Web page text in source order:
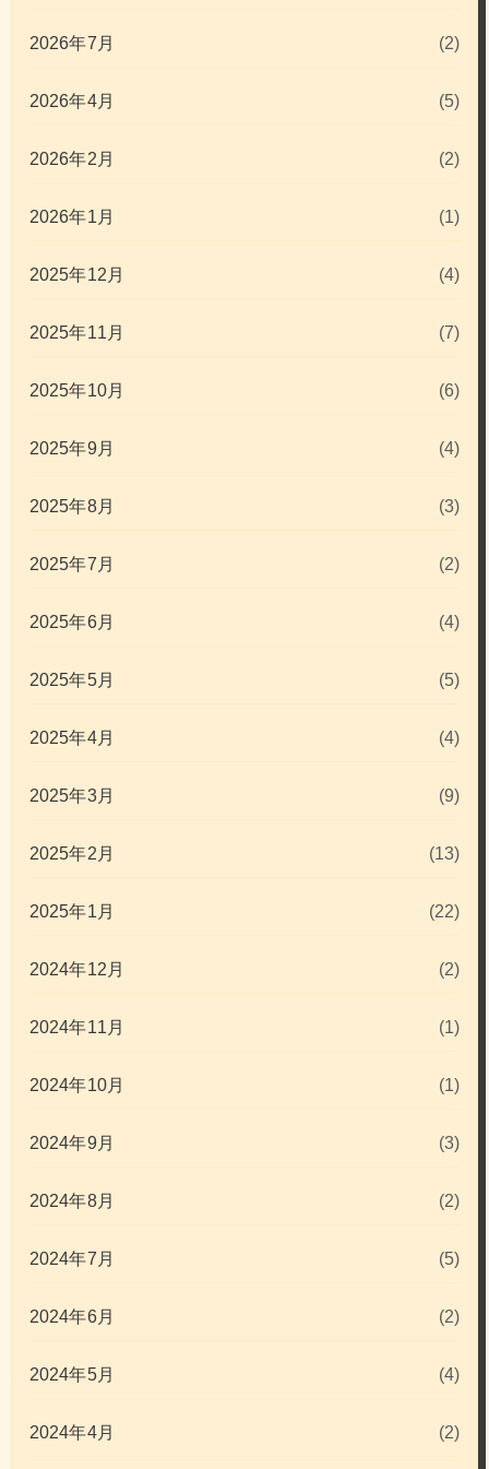
2026年7月 (2)
2026年4月 (5)
2026年2月 (2)
2026年1月 (1)
2025年12月 (4)
2025年11月 (7)
2025年10月 (6)
2025年9月 (4)
2025年8月 (3)
2025年7月 (2)
2025年6月 (4)
2025年5月 (5)
2025年4月 (4)
2025年3月 (9)
2025年2月 (13)
2025年1月 (22)
2024年12月 (2)
2024年11月 (1)
2024年10月 (1)
2024年9月 (3)
2024年8月 (2)
2024年7月 (5)
2024年6月 (2)
2024年5月 (4)
2024年4月 (2)